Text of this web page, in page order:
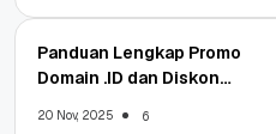
Panduan Lengkap Promo
Domain .ID dan Diskon
20 Nov, 2025 6